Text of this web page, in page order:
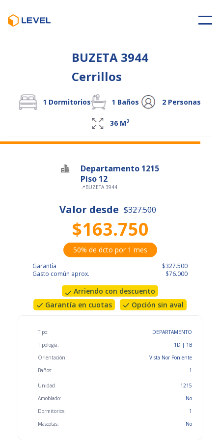
BUZETA 3944
Cerrillos
1 Dormitorios 1 Baños 2 Personas
36 M2
Departamento 1215
Piso 12
📍BUZETA 3944
Valor desde $327.500
$163.750
50% de dcto por 1 mes
Garantía
Gasto común aprox.
$327.500
$76.000
Arriendo con descuento
Garantía en cuotas
Opción sin aval
Tipo:
Tipología:
Orientación:
Baños:
DEPARTAMENTO
1D | 1B
Vista Nor Poniente
1
Unidad
Amoblado:
Dormitorios:
Mascotas:
1215
No
1
No